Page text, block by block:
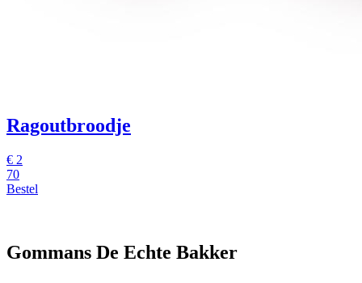
Ragoutbroodje
€ 2
70
Bestel
Gommans De Echte Bakker